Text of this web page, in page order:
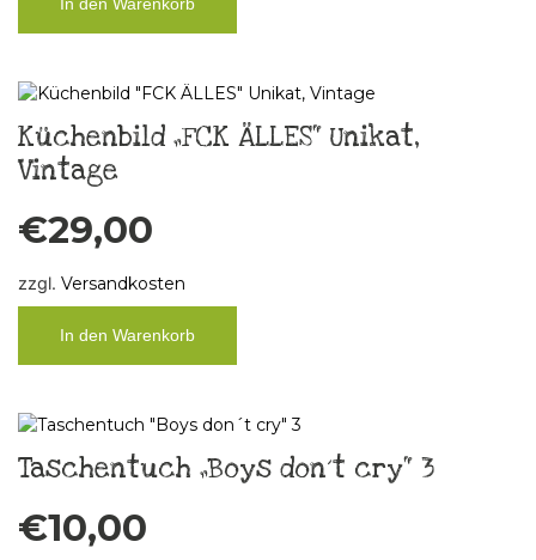
Küchenbild „FCK ÄLLES“ Unikat,
Vintage
€29,00
zzgl. Versandkosten
In den Warenkorb
Taschentuch „Boys don´t cry“ 3
€10,00